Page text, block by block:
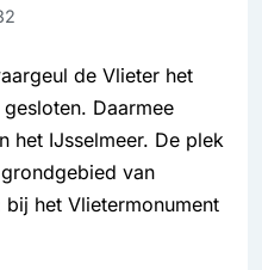
de Vlieter het
Daarmee
het IJsselmeer. De plek
van
het Vlietermonument